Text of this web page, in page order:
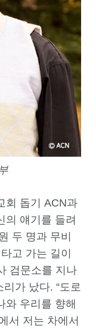
회 돕기 ACN과
의 얘기를 들려
두 명과 무비
고 가는 길이
검문소를 지나
가 났다. “도로
와 우리를 향해
서 저는 차에서